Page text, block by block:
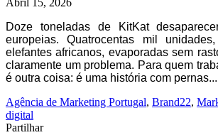
Doze toneladas de KitKat
europeias. Quatrocentas mil
elefantes africanos, evaporadas sem
claramente um problema. Para quem
é outra coisa: é uma história com
Agência de Marketing Portugal, Brand22,
digital
Partilhar